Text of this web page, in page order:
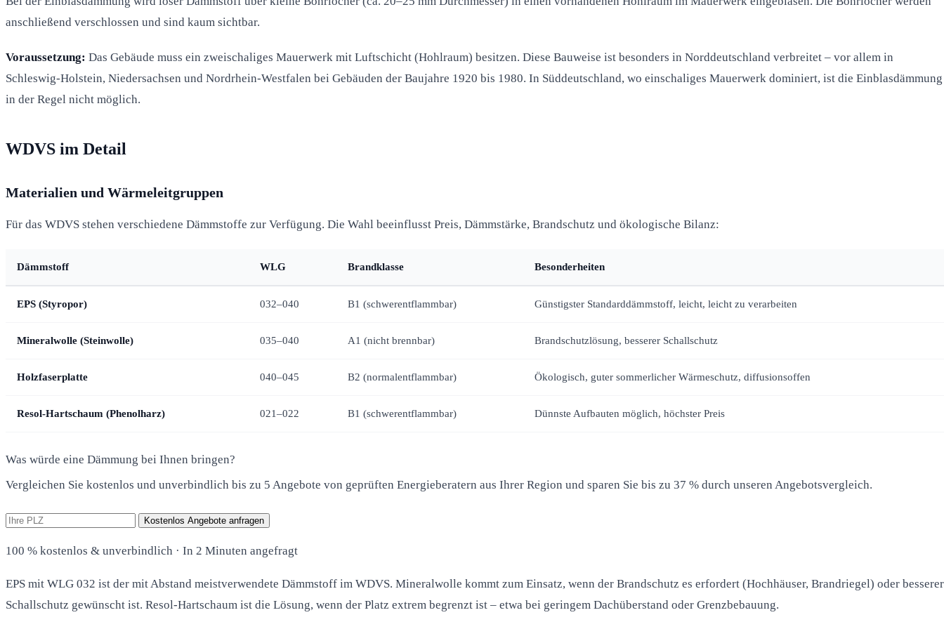
anschließend verschlossen und sind kaum sichtbar.
Voraussetzung: Das Gebäude muss ein zweischaliges Mauerwerk mit Luftschicht (Hohlraum) besitzen. Diese Bauweise ist besonders in Norddeutschland verbreitet – vor allem in
Schleswig-Holstein, Niedersachsen und Nordrhein-Westfalen bei Gebäuden der Baujahre 1920 bis 1980. In Süddeutschland, wo einschaliges Mauerwerk dominiert, ist die Einblasdämmung
in der Regel nicht möglich.
WDVS im Detail
Materialien und Wärmeleitgruppen
Für das WDVS stehen verschiedene Dämmstoffe zur Verfügung. Die Wahl beeinflusst Preis, Dämmstärke, Brandschutz und ökologische Bilanz:
Dämmstoff WLG Brandklasse Besonderheiten
EPS (Styropor) 032–040 B1 (schwerentflammbar) Günstigster Standarddämmstoff, leicht, leicht zu verarbeiten
Mineralwolle (Steinwolle) 035–040 A1 (nicht brennbar) Brandschutzlösung, besserer Schallschutz
Holzfaserplatte 040–045 B2 (normalentflammbar) Ökologisch, guter sommerlicher Wärmeschutz, diffusionsoffen
Resol-Hartschaum (Phenolharz) 021–022 B1 (schwerentflammbar) Dünnste Aufbauten möglich, höchster Preis
Was würde eine Dämmung bei Ihnen bringen?
Vergleichen Sie kostenlos und unverbindlich bis zu 5 Angebote von geprüften Energieberatern aus Ihrer Region und sparen Sie bis zu 37 % durch unseren Angebotsvergleich.
Kostenlos Angebote anfragen
100 % kostenlos & unverbindlich · In 2 Minuten angefragt
EPS mit WLG 032 ist der mit Abstand meistverwendete Dämmstoff im WDVS. Mineralwolle kommt zum Einsatz, wenn der Brandschutz es erfordert (Hochhäuser, Brandriegel) oder besserer
Schallschutz gewünscht ist. Resol-Hartschaum ist die Lösung, wenn der Platz extrem begrenzt ist – etwa bei geringem Dachüberstand oder Grenzbebauung.